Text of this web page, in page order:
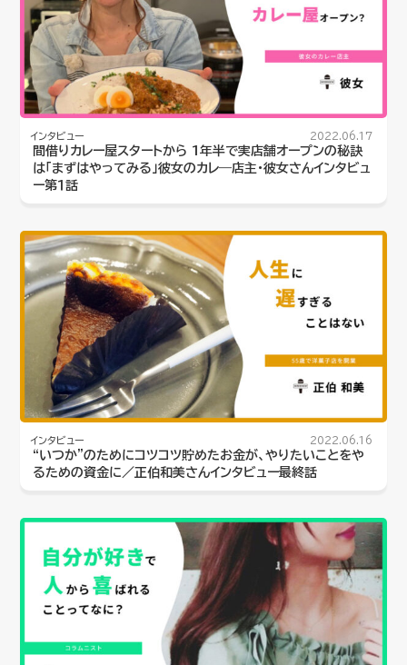
インタビュー 2022.06.17
間借りカレー屋スタートから 1年半で実店舗オープンの秘訣
は「まずはやってみる」彼女のカレ―店主・彼女さんインタビュ
ー第１話
インタビュー 2022.06.16
“いつか”のためにコツコツ貯めたお金が、やりたいことをや
るための資金に／正伯和美さんインタビュー最終話